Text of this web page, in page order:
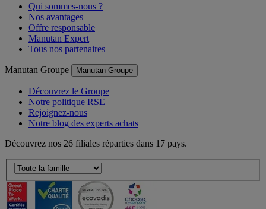
Qui sommes-nous ?
Nos avantages
Offre responsable
Manutan Expert
Tous nos partenaires
Manutan Groupe Manutan Groupe
Découvrez le Groupe
Notre politique RSE
Rejoignez-nous
Notre blog des experts achats
Découvrez nos 26 filiales réparties dans 17 pays.